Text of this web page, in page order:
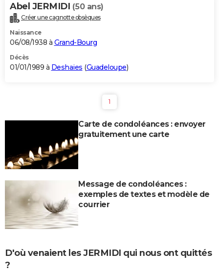
Abel JERMIDI (50 ans)
Créer une cagnotte obsèques
Naissance
06/08/1938 à Grand-Bourg
Décès
01/01/1989 à Deshaies (Guadeloupe)
1
Carte de condoléances : envoyer
gratuitement une carte
Message de condoléances :
exemples de textes et modèle de
courrier
D'où venaient les JERMIDI qui nous ont quittés
?